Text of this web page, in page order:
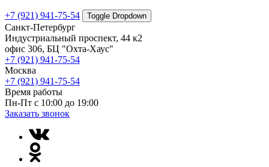
+7 (921) 941-75-54 Toggle Dropdown
Санкт-Петербург
Индустриальный проспект, 44 к2
офис 306, БЦ "Охта-Хаус"
+7 (921) 941-75-54
Москва
+7 (921) 941-75-54
Время работы
Пн-Пт с 10:00 до 19:00
Заказать звонок